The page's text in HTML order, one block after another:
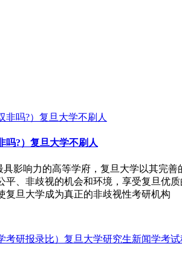
吗?）复旦大学不刷人
影响力的高等学府，复旦大学以其完
平、非歧视的机会和环境，享受复旦优
复旦大学成为真正的非歧视性考研机构